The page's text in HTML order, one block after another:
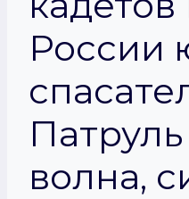
России
волна,